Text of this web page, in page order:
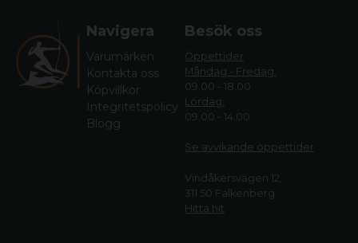
Navigera
Varumärken
Kontakta oss
Köpvillkor
Integritetspolicy
Blogg
Besök oss
Öppettider
Måndag - Fredag:
09.00 - 18.00
Lördag:
09.00 - 14.00
Se avvikande öppettider
Vindåkersvägen 12,
311 50 Falkenberg
Hitta hit